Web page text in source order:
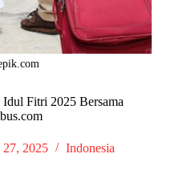
Fitri 2025 Bersama
2025 Indonesia